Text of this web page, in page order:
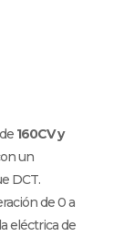
160CV y
un
DCT.
de 0 a
eléctrica de